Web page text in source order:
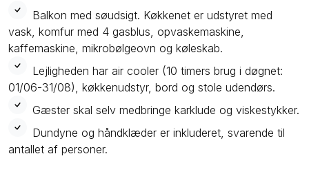
Balkon med søudsigt. Køkkenet er udstyret med
vask, komfur med 4 gasblus, opvaskemaskine,
kaffemaskine, mikrobølgeovn og køleskab.
Lejligheden har air cooler (10 timers brug i døgnet:
01/06-31/08), køkkenudstyr, bord og stole udendørs.
Gæster skal selv medbringe karklude og viskestykker.
Dundyne og håndklæder er inkluderet, svarende til
antallet af personer.